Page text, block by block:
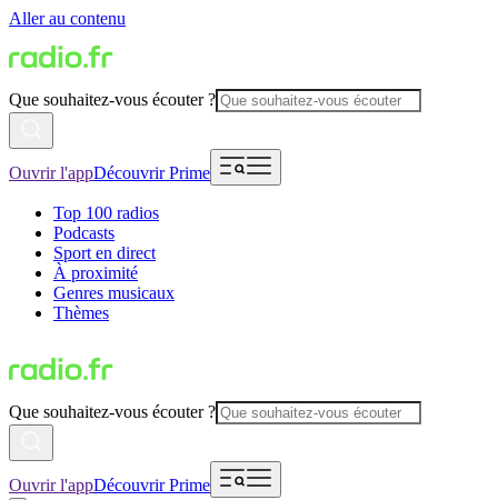
Aller au contenu
Que souhaitez-vous écouter ?
Ouvrir l'appDécouvrir Prime
Top 100 radios
Podcasts
Sport en direct
À proximité
Genres musicaux
Thèmes
Que souhaitez-vous écouter ?
Ouvrir l'appDécouvrir Prime